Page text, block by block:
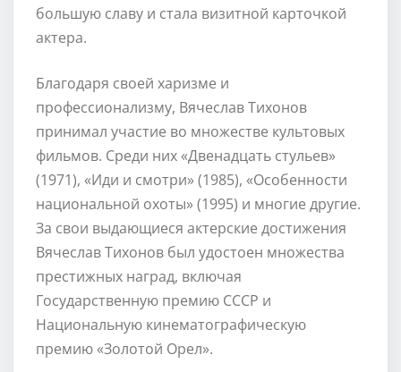
большую славу и стала визитной карточкой
актера.
Благодаря своей харизме и
профессионализму, Вячеслав Тихонов
принимал участие во множестве культовых
фильмов. Среди них «Двенадцать стульев»
(1971), «Иди и смотри» (1985), «Особенности
национальной охоты» (1995) и многие другие.
За свои выдающиеся актерские достижения
Вячеслав Тихонов был удостоен множества
престижных наград, включая
Государственную премию СССР и
Национальную кинематографическую
премию «Золотой Орел».